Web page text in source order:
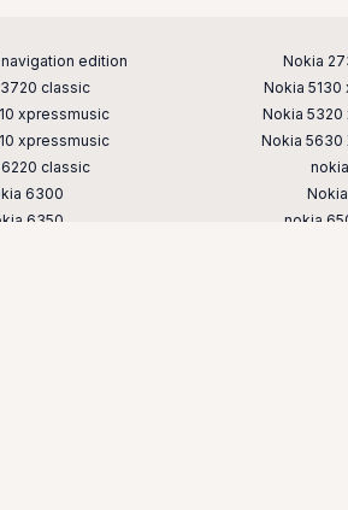
edition Nokia
classic Nokia
xpressmusic Nokia
xpressmusic Nokia 5630
classic
6300
6350 nokia